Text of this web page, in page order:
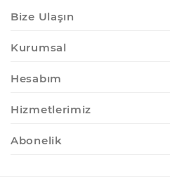
Bize Ulaşın
Kurumsal
Hesabım
Hizmetlerimiz
Abonelik